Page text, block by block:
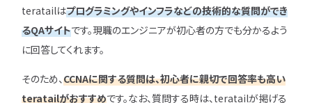
teratailはプログラミングやインフラなどの技術的な質問ができ
るQAサイトです。現職のエンジニアが初心者の方でも分かるよう
に回答してくれます。
そのため、CCNAに関する質問は、初心者に親切で回答率も高い
teratailがおすすめです。なお、質問する時は、teratailが掲げる